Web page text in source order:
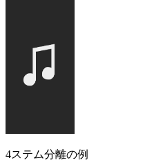
4ステム分離の例